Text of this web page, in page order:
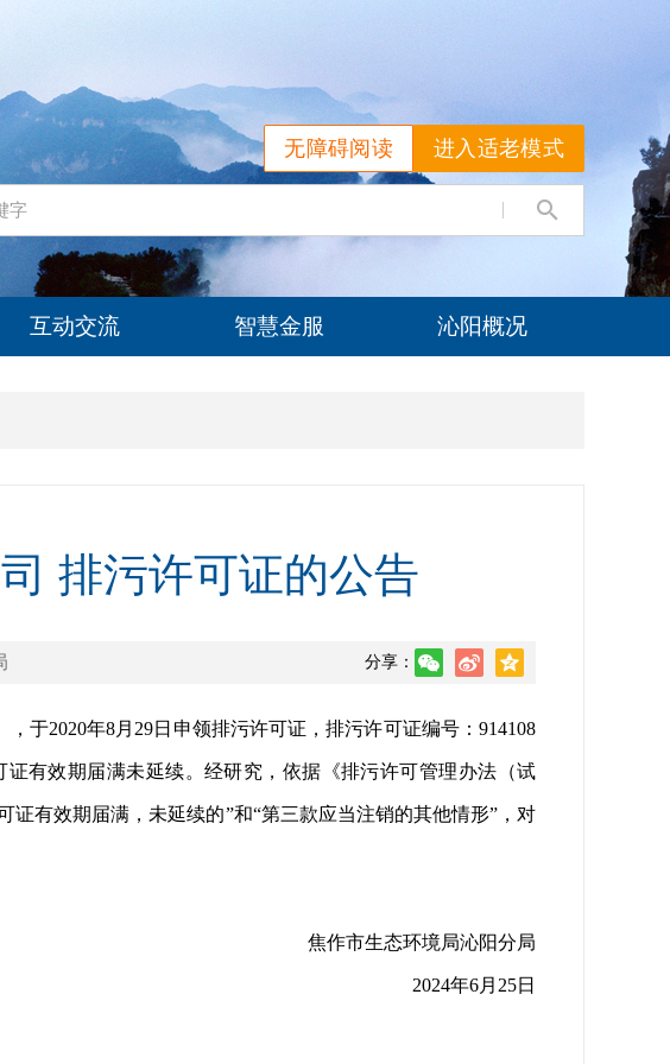
进入适老模式
无障碍阅读
互动交流 智慧金服 沁阳概况
排污许可证的公告
分享：
2020年8月29日申领排污许可证，排污许可证编号：914108
证有效期届满未延续。经研究，依据《排污许可管理办法（试
有效期届满，未延续的”和“第三款应当注销的其他情形”，对
焦作市生态环境局沁阳分局
2024年6月25日